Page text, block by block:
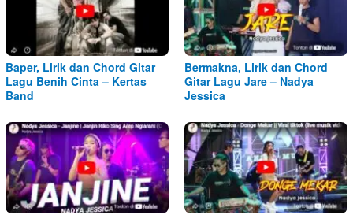
Baper, Lirik dan Chord Gitar
Lagu Benih Cinta – Kertas
Band
Bermakna, Lirik dan Chord
Gitar Lagu Jare – Nadya
Jessica